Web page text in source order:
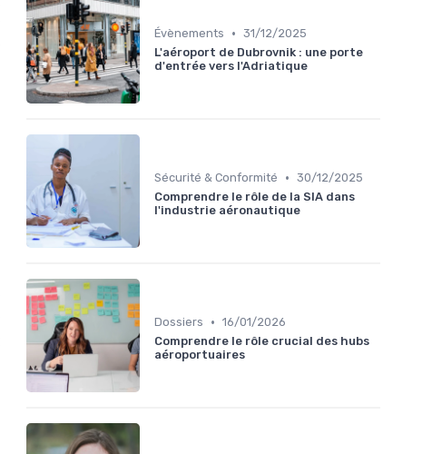
Évènements • 31/12/2025
L'aéroport de Dubrovnik : une porte
d'entrée vers l'Adriatique
Sécurité & Conformité • 30/12/2025
Comprendre le rôle de la SIA dans
l'industrie aéronautique
Dossiers • 16/01/2026
Comprendre le rôle crucial des hubs
aéroportuaires